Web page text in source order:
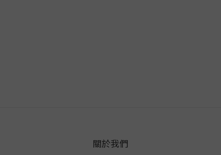
關於我們